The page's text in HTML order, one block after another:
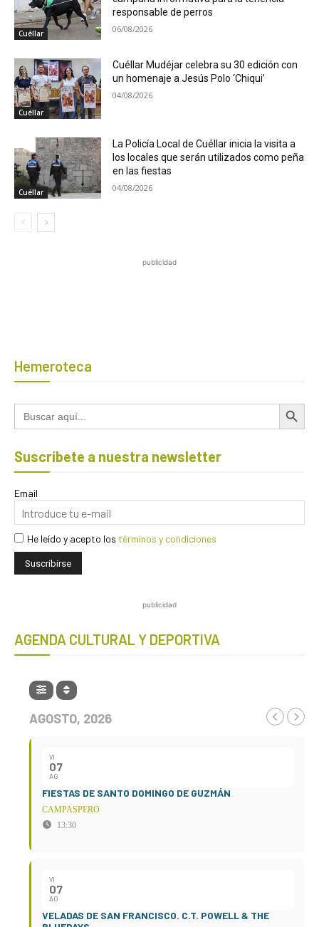
Cuéllar
responsable de perros
06/08/2026
Cuéllar
Cuéllar Mudéjar celebra su 30 edición con
un homenaje a Jesús Polo ‘Chiqui’
04/08/2026
Cuéllar
La Policía Local de Cuéllar inicia la visita a
los locales que serán utilizados como peña
en las fiestas
04/08/2026
publicidad
Hemeroteca
Buscar: Botón de
Suscríbete a nuestra newsletter
Email
He leído y acepto los términos y condiciones
publicidad
AGENDA CULTURAL Y DEPORTIVA
AGOSTO, 2026
VI
07
AG
FIESTAS DE SANTO DOMINGO DE GUZMÁN
CAMPASPERO
13:30
VI
07
AG
VELADAS DE SAN FRANCISCO. C.T. POWELL & THE